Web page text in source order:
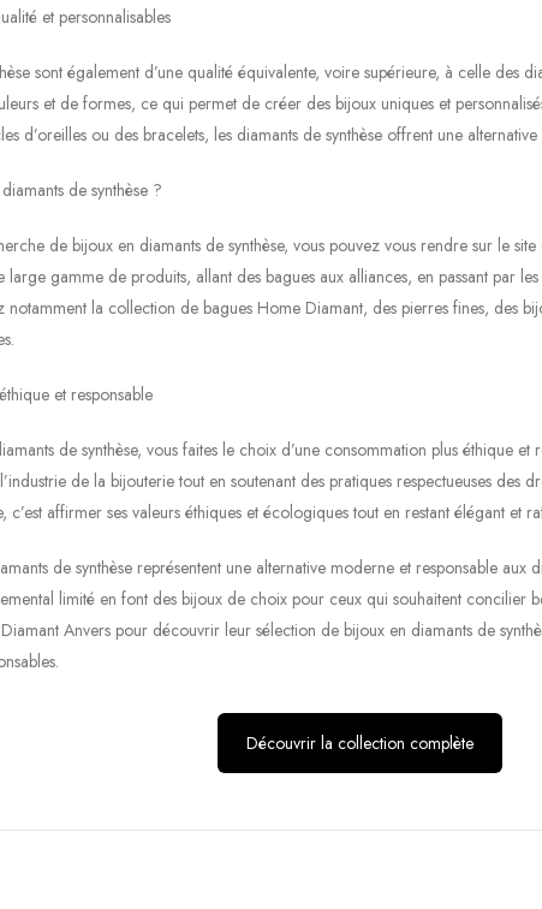
et personnalisables
sont également d’une qualité équivalente, voire supérieure, à celle des
et de formes, ce qui permet de créer des bijoux uniques et
d’oreilles ou des bracelets, les diamants de synthèse offrent une
de synthèse ?
de bijoux en diamants de synthèse, vous pouvez vous rendre sur le
large gamme de produits, allant des bagues aux alliances, en passant par
notamment la collection de bagues Home Diamant, des pierres fines, des
et responsable
de synthèse, vous faites le choix d’une consommation plus éthique
de la bijouterie tout en soutenant des pratiques respectueuses des
c’est affirmer ses valeurs éthiques et écologiques tout en restant élégant et
de synthèse représentent une alternative moderne et responsable aux
limité en font des bijoux de choix pour ceux qui souhaitent concilier
Anvers pour découvrir leur sélection de bijoux en diamants de
Découvrir la collection complète